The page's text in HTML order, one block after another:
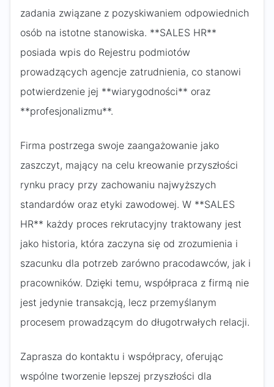
zadania związane z pozyskiwaniem odpowiednich
osób na istotne stanowiska. **SALES HR**
posiada wpis do Rejestru podmiotów
prowadzących agencje zatrudnienia, co stanowi
potwierdzenie jej **wiarygodności** oraz
**profesjonalizmu**.
Firma postrzega swoje zaangażowanie jako
zaszczyt, mający na celu kreowanie przyszłości
rynku pracy przy zachowaniu najwyższych
standardów oraz etyki zawodowej. W **SALES
HR** każdy proces rekrutacyjny traktowany jest
jako historia, która zaczyna się od zrozumienia i
szacunku dla potrzeb zarówno pracodawców, jak i
pracowników. Dzięki temu, współpraca z firmą nie
jest jedynie transakcją, lecz przemyślanym
procesem prowadzącym do długotrwałych relacji.
Zaprasza do kontaktu i współpracy, oferując
wspólne tworzenie lepszej przyszłości dla